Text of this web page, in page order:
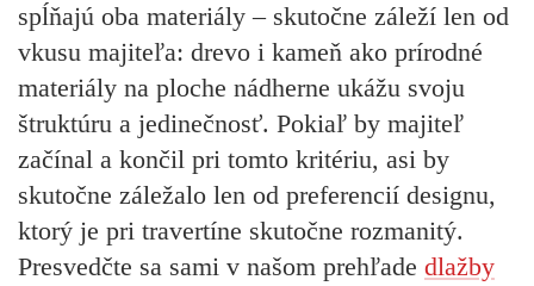
spĺňajú oba materiály – skutočne záleží len od
vkusu majiteľa: drevo i kameň ako prírodné
materiály na ploche nádherne ukážu svoju
štruktúru a jedinečnosť. Pokiaľ by majiteľ
začínal a končil pri tomto kritériu, asi by
skutočne záležalo len od preferencií designu,
ktorý je pri travertíne skutočne rozmanitý.
Presvedčte sa sami v našom prehľade dlažby